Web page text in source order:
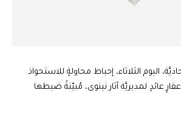
اليوم الثلاثاء، إحباط محاولةٍ للاستحواذ
عائدٍ لمديريَّة آثار نينوى، مُبيّنةً ضبطها